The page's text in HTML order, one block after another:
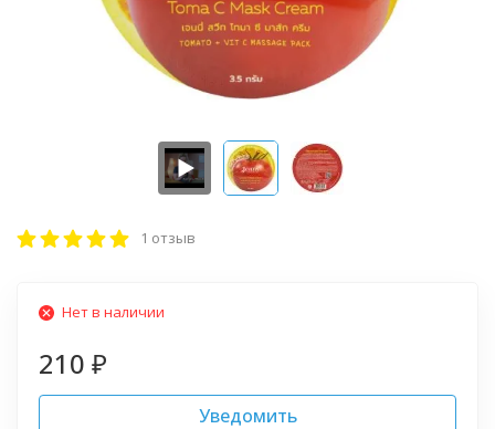
1 отзыв
Нет в наличии
210 ₽
Уведомить